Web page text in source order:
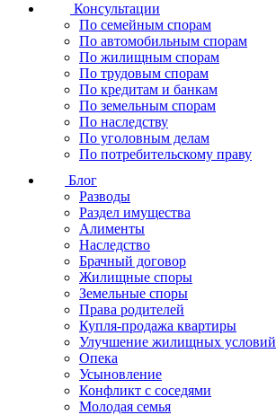
Консультации
По семейным спорам
По автомобильным спорам
По жилищным спорам
По трудовым спорам
По кредитам и банкам
По земельным спорам
По наследству
По уголовным делам
По потребительскому праву
Блог
Разводы
Раздел имущества
Алименты
Наследство
Брачный договор
Жилищные споры
Земельные споры
Права родителей
Купля-продажа квартиры
Улучшение жилищных условий
Опека
Усыновление
Конфликт с соседями
Молодая семья